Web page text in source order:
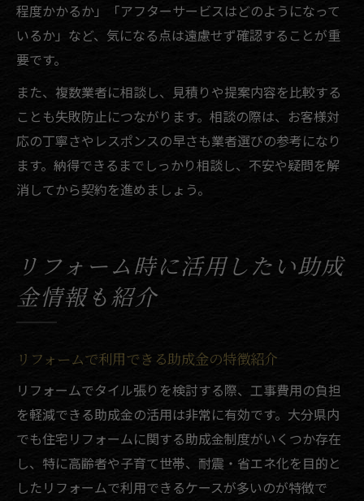
程度かかるか」「アフターサービスはどのようになって
いるか」など、気になる点は遠慮せず確認することが重
要です。
また、複数業者に相談し、見積りや提案内容を比較する
ことも失敗防止につながります。相談の際は、お客様対
応の丁寧さやレスポンスの早さも業者選びの参考になり
ます。納得できるまでしっかり相談し、不安や疑問を解
消してから契約を進めましょう。
リフォーム時に活用したい助成
金情報も紹介
リフォームで利用できる助成金の特徴紹介
リフォームでタイル張りを検討する際、工事費用の負担
を軽減できる助成金の活用は非常に有効です。大分県内
でも住宅リフォームに関する助成金制度がいくつか存在
し、特に高齢者や子育て世帯、耐震・省エネ化を目的と
したリフォームで利用できるケースが多いのが特徴で